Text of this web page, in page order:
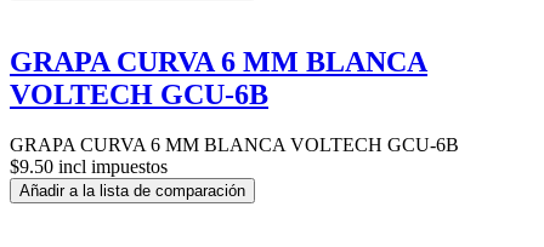
GRAPA CURVA 6 MM BLANCA
VOLTECH GCU-6B
GRAPA CURVA 6 MM BLANCA VOLTECH GCU-6B
$9.50 incl impuestos
Añadir a la lista de comparación